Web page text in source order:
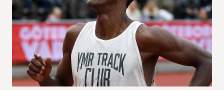
Res, bo, upplev
Hållbarhet
Göteborgsvarvets historia